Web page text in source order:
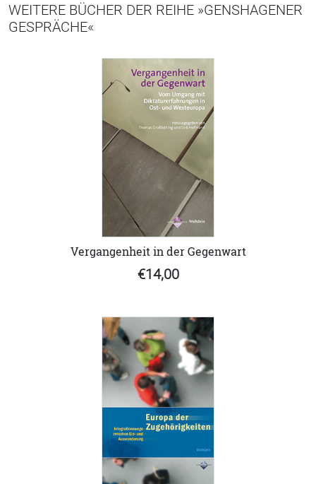
WEITERE BÜCHER DER REIHE »GENSHAGENER
GESPRÄCHE«
Vergangenheit in der Gegenwart
€14,00